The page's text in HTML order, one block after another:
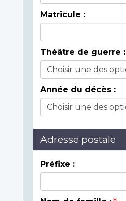
Matricule :
Théâtre de guerre :
Année du décès :
Adresse postale
Préfixe :